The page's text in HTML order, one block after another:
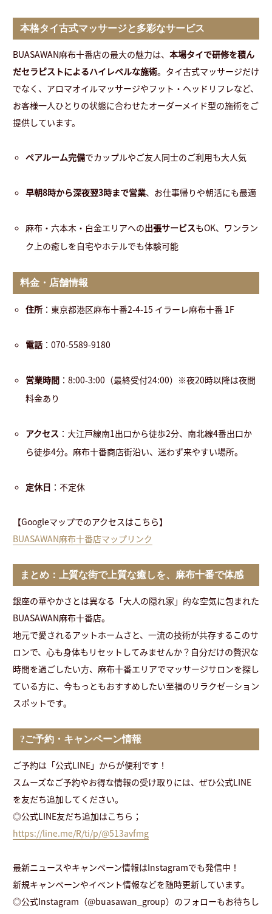
本格タイ古式マッサージと多彩なサービス
BUASAWAN麻布十番店の最大の魅力は、 本場タイで研修を積ん
だセラピストによるハイレベルな施術。タイ古式マッサージだけ
でなく、アロマオイルマッサージやフット・ヘッドリフレなど、
お客様一人ひとりの状態に合わせたオーダーメイド型の施術をご
提供しています。
ペアルーム完備でカップルやご友人同士のご利用も大人気
早朝8時から深夜翌3時まで営業、お仕事帰りや朝活にも最適
麻布・六本木・白金エリアへの出張サービスもOK、ワンラン
ク上の癒しを自宅やホテルでも体験可能
料金・店舗情報
住所：東京都港区麻布十番2-4-15 イラーレ麻布十番 1F
電話：070-5589-9180
営業時間：8:00-3:00（最終受付24:00）※夜20時以降は夜間
料金あり
アクセス ：大江戸線南1出口から徒歩2分、南北線4番出口か
ら徒歩4分。麻布十番商店街沿い、迷わず来やすい場所。
定休日 ：不定休
【Googleマップでのアクセスはこちら】
BUASAWAN麻布十番店マップリンク
まとめ：上質な街で上質な癒しを、麻布十番で体感
銀座の華やかさとは異なる「大人の隠れ家」的な空気に包まれた
BUASAWAN麻布十番店。
地元で愛されるアットホームさと、一流の技術が共存するこのサ
ロンで、心も身体もリセットしてみませんか？自分だけの贅沢な
時間を過ごしたい方、麻布十番エリアでマッサージサロンを探し
ている方に、今もっともおすすめしたい至福のリラクゼーション
スポットです。
?ご予約・キャンペーン情報
ご予約は「公式LINE」からが便利です！
スムーズなご予約やお得な情報の受け取りには、ぜひ公式LINE
を友だち追加してください。
◎公式LINE友だち追加はこちら；
https://line.me/R/ti/p/@513avfmg
最新ニュースやキャンペーン情報はInstagramでも発信中！
新規キャンペーンやイベント情報などを随時更新しています。
◎公式Instagram（@buasawan_group）のフォローもお待ちし